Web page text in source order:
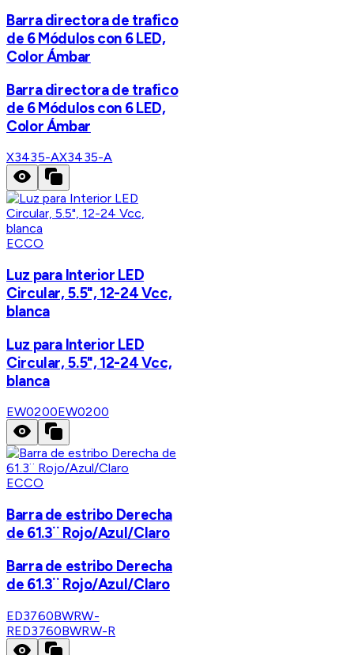
Barra directora de trafico
de 6 Módulos con 6 LED,
Color Ámbar
Barra directora de trafico
de 6 Módulos con 6 LED,
Color Ámbar
X3435-AX3435-A
ECCO
Luz para Interior LED
Circular, 5.5", 12-24 Vcc,
blanca
Luz para Interior LED
Circular, 5.5", 12-24 Vcc,
blanca
EW0200EW0200
ECCO
Barra de estribo Derecha
de 61.3¨ Rojo/Azul/Claro
Barra de estribo Derecha
de 61.3¨ Rojo/Azul/Claro
ED3760BWRW-
RED3760BWRW-R